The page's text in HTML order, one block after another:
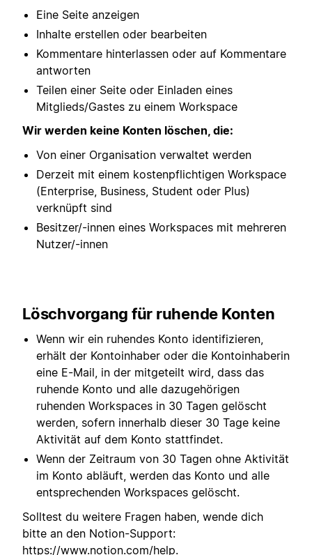
Eine Seite anzeigen
Inhalte erstellen oder bearbeiten
Kommentare hinterlassen oder auf Kommentare
antworten
Teilen einer Seite oder Einladen eines
Mitglieds/Gastes zu einem Workspace
Wir werden keine Konten löschen, die:
Von einer Organisation verwaltet werden
Derzeit mit einem kostenpflichtigen Workspace
(Enterprise, Business, Student oder Plus)
verknüpft sind
Besitzer/-innen eines Workspaces mit mehreren
Nutzer/-innen
Löschvorgang für ruhende Konten
Wenn wir ein ruhendes Konto identifizieren,
erhält der Kontoinhaber oder die Kontoinhaberin
eine E-Mail, in der mitgeteilt wird, dass das
ruhende Konto und alle dazugehörigen
ruhenden Workspaces in 30 Tagen gelöscht
werden, sofern innerhalb dieser 30 Tage keine
Aktivität auf dem Konto stattfindet.
Wenn der Zeitraum von 30 Tagen ohne Aktivität
im Konto abläuft, werden das Konto und alle
entsprechenden Workspaces gelöscht.
Solltest du weitere Fragen haben, wende dich
bitte an den Notion-Support:
https://www.notion.com/help.